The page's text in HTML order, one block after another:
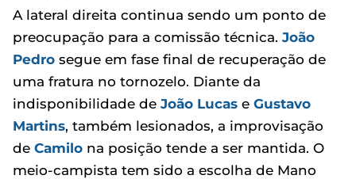
A lateral direita continua sendo um ponto de
preocupação para a comissão técnica. João
Pedro segue em fase final de recuperação de
uma fratura no tornozelo. Diante da
indisponibilidade de João Lucas e Gustavo
Martins, também lesionados, a improvisação
de Camilo na posição tende a ser mantida. O
meio-campista tem sido a escolha de Mano